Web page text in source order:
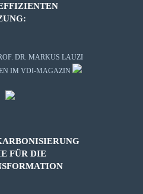
DR. MARKUS LAUZI
IM VDI-MAGAZIN
FÜR DIE